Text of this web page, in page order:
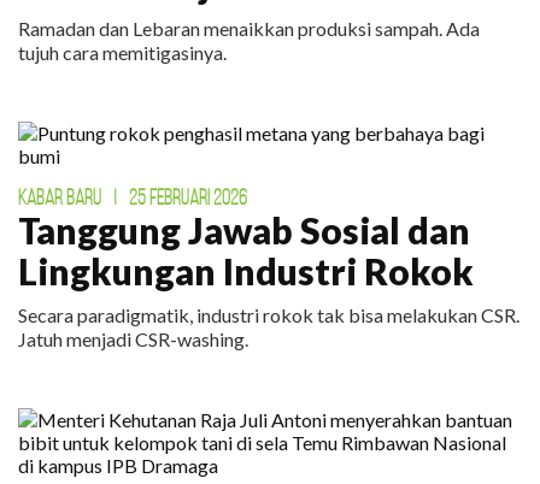
Ramadan dan Lebaran menaikkan produksi sampah. Ada
tujuh cara memitigasinya.
KABAR BARU 25 FEBRUARI 2026
Tanggung Jawab Sosial dan
Lingkungan Industri Rokok
Secara paradigmatik, industri rokok tak bisa melakukan CSR.
Jatuh menjadi CSR-washing.